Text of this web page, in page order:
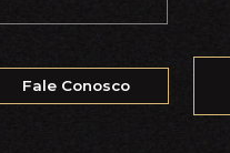
Fale Conosco